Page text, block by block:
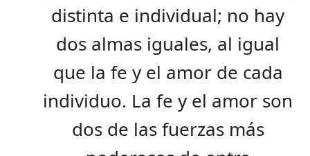
distinta e individual; no hay
dos almas iguales, al igual
que la fe y el amor de cada
individuo. La fe y el amor son
dos de las fuerzas más